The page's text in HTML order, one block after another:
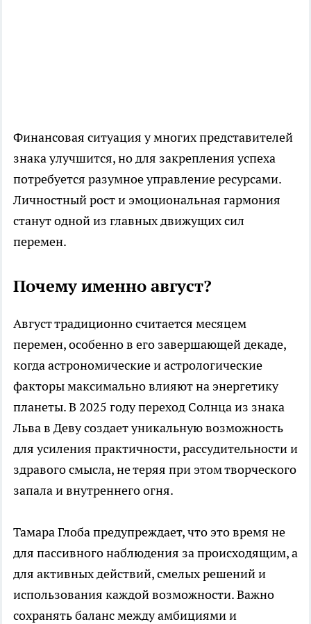
Финансовая ситуация у многих представителей
знака улучшится, но для закрепления успеха
потребуется разумное управление ресурсами.
Личностный рост и эмоциональная гармония
станут одной из главных движущих сил
перемен.
Почему именно август?
Август традиционно считается месяцем
перемен, особенно в его завершающей декаде,
когда астрономические и астрологические
факторы максимально влияют на энергетику
планеты. В 2025 году переход Солнца из знака
Льва в Деву создает уникальную возможность
для усиления практичности, рассудительности и
здравого смысла, не теряя при этом творческого
запала и внутреннего огня.
Тамара Глоба предупреждает, что это время не
для пассивного наблюдения за происходящим, а
для активных действий, смелых решений и
использования каждой возможности. Важно
сохранять баланс между амбициями и